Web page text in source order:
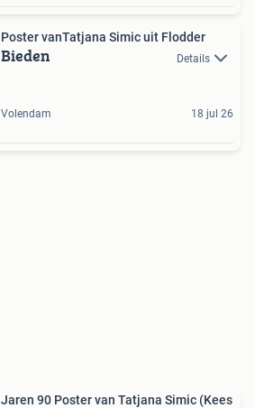
Poster vanTatjana Simic uit Flodder
Bieden Details
Volendam 18 jul 26
Jaren 90 Poster van Tatjana Simic (Kees